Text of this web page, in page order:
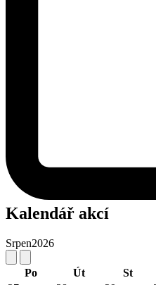
Kalendář akcí
Srpen2026
Po Út St